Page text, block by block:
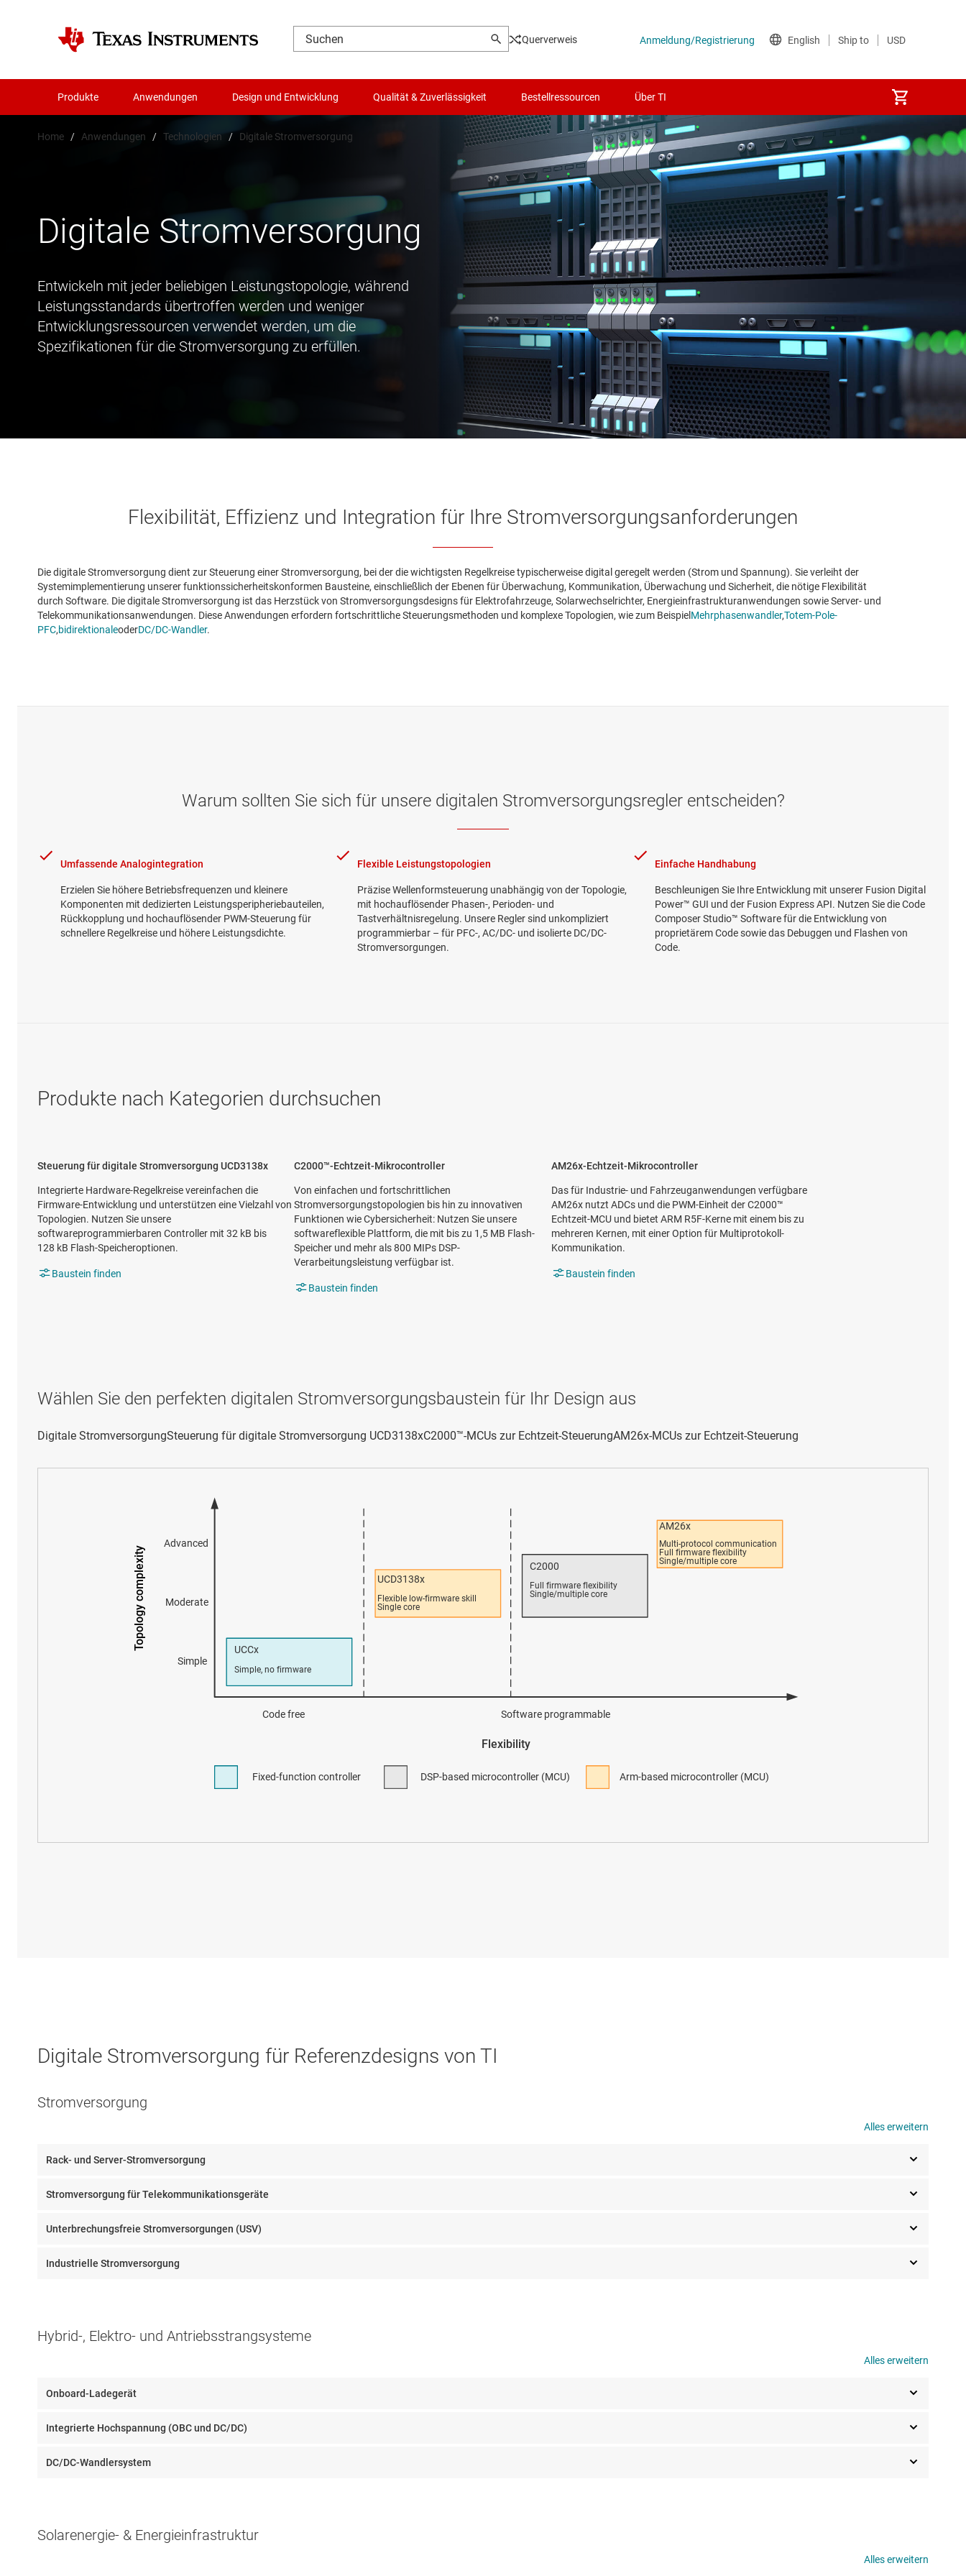
Querverweis
Produkte Anwendungen Design und Entwicklung Qualität & Zuverlässigkeit Bestellressourcen Über TI
Home Anwendungen Technologien Digitale Stromversorgung
Digitale Stromversorgung
Entwickeln mit jeder beliebigen Leistungstopologie, während
Leistungsstandards übertroffen werden und weniger
Entwicklungsressourcen verwendet werden, um die
Spezifikationen für die Stromversorgung zu erfüllen.
Flexibilität, Effizienz und Integration für Ihre Stromversorgungsanforderungen
Die digitale Stromversorgung dient zur Steuerung einer Stromversorgung, bei der die wichtigsten Regelkreise typischerweise digital geregelt werden (Strom und Spannung). Sie verleiht der
Systemimplementierung unserer funktionssicherheitskonformen Bausteine, einschließlich der Ebenen für Überwachung, Kommunikation, Überwachung und Sicherheit, die nötige Flexibilität
durch Software. Die digitale Stromversorgung ist das Herzstück von Stromversorgungsdesigns für Elektrofahrzeuge, Solarwechselrichter, Energieinfrastrukturanwendungen sowie Server- und
Telekommunikationsanwendungen. Diese Anwendungen erfordern fortschrittliche Steuerungsmethoden und komplexe Topologien, wie zum Beispiel Mehrphasenwandler,Totem-Pole-
PFC,bidirektionaleoderDC/DC-Wandler.
Warum sollten Sie sich für unsere digitalen Stromversorgungsregler entscheiden?
Umfassende Analogintegration
Erzielen Sie höhere Betriebsfrequenzen und kleinere
Komponenten mit dedizierten Leistungsperipheriebauteilen,
Rückkopplung und hochauflösender PWM-Steuerung für
schnellere Regelkreise und höhere Leistungsdichte.
Flexible Leistungstopologien
Präzise Wellenformsteuerung unabhängig von der Topologie,
mit hochauflösender Phasen-, Perioden- und
Tastverhältnisregelung. Unsere Regler sind unkompliziert
programmierbar – für PFC-, AC/DC- und isolierte DC/DC-
Stromversorgungen.
Einfache Handhabung
Beschleunigen Sie Ihre Entwicklung mit unserer Fusion Digital
Power™ GUI und der Fusion Express API. Nutzen Sie die Code
Composer Studio™ Software für die Entwicklung von
proprietärem Code sowie das Debuggen und Flashen von
Code.
Produkte nach Kategorien durchsuchen
Steuerung für digitale Stromversorgung UCD3138x
Integrierte Hardware-Regelkreise vereinfachen die
Firmware-Entwicklung und unterstützen eine Vielzahl von
Topologien. Nutzen Sie unsere
softwareprogrammierbaren Controller mit 32 kB bis
128 kB Flash-Speicheroptionen.
Baustein finden
C2000™-Echtzeit-Mikrocontroller
Von einfachen und fortschrittlichen
Stromversorgungstopologien bis hin zu innovativen
Funktionen wie Cybersicherheit: Nutzen Sie unsere
softwareflexible Plattform, die mit bis zu 1,5 MB Flash-
Speicher und mehr als 800 MIPs DSP-
Verarbeitungsleistung verfügbar ist.
Baustein finden
AM26x-Echtzeit-Mikrocontroller
Das für Industrie- und Fahrzeuganwendungen verfügbare
AM26x nutzt ADCs und die PWM-Einheit der C2000™
Echtzeit-MCU und bietet ARM R5F-Kerne mit einem bis zu
mehreren Kernen, mit einer Option für Multiprotokoll-
Kommunikation.
Baustein finden
Wählen Sie den perfekten digitalen Stromversorgungsbaustein für Ihr Design aus
Digitale Stromversorgung für Referenzdesigns von TI
Stromversorgung
Alles erweitern
Rack- und Server-Stromversorgung
Stromversorgung für Telekommunikationsgeräte
Unterbrechungsfreie Stromversorgungen (USV)
Industrielle Stromversorgung
Hybrid-, Elektro- und Antriebsstrangsysteme
Alles erweitern
Onboard-Ladegerät
Integrierte Hochspannung (OBC und DC/DC)
DC/DC-Wandlersystem
Solarenergie- & Energieinfrastruktur
Alles erweitern